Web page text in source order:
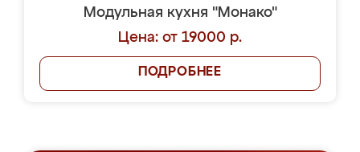
Модульная кухня "Монако"
Цена: от 19000 р.
ПОДРОБНЕЕ